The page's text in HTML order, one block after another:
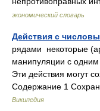
экономический словарь
Действия с
рядами некоторые
манипуляции с
Эти действия могут
Содержание 1
Википедия